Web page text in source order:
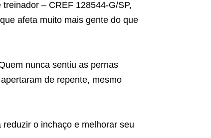
– CREF 128544-G/SP,
afeta muito mais gente do que
nunca sentiu as pernas
de repente, mesmo
o inchaço e melhorar seu